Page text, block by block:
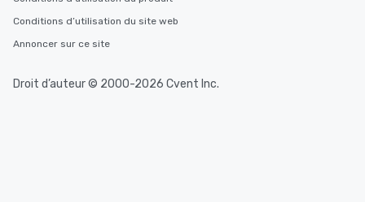
Conditions d’utilisation du site web
Annoncer sur ce site
Droit d’auteur © 2000-2026 Cvent Inc.